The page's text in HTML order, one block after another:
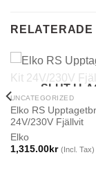
SLUT I
UNCATEGORIZED
Elko RS
24V/230V Fjällvit
Elko
1,315.00kr (Incl. Tax)